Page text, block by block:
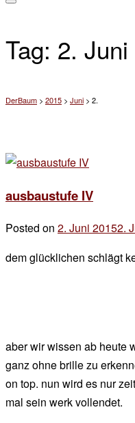
Tag: 2.
DerBaum > 2015 > Juni > 2.
ausbaustufe IV
Posted on 2. Juni 20152.
dem glücklichen schlägt
aber wir wissen ab heute
ganz ohne brille zu
on top. nun wird es nur
mal sein werk vollendet.